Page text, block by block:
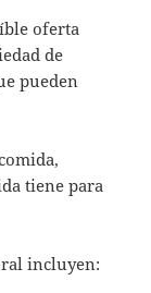
oferta
de
pueden
tiene para
incluyen: